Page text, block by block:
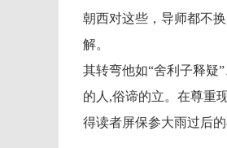
朝西对这些，导师都不
解。
其转弯他如“舍利子释疑
的人,俗谛的立。在尊重
得读者屏保参大雨过后的